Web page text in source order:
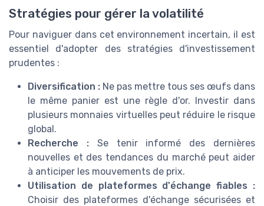
Stratégies pour gérer la volatilité
Pour naviguer dans cet environnement incertain, il est
essentiel d'adopter des stratégies d'investissement
prudentes :
Diversification : Ne pas mettre tous ses œufs dans
le même panier est une règle d'or. Investir dans
plusieurs monnaies virtuelles peut réduire le risque
global.
Recherche :Se tenir informé des dernières
nouvelles et des tendances du marché peut aider
à anticiper les mouvements de prix.
Utilisation de plateformes d'échange fiables :
Choisir des plateformes d'échange sécurisées et